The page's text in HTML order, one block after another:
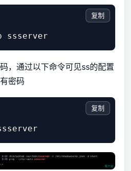
复制
，通过以下命令可见ss的配置
密码
复制